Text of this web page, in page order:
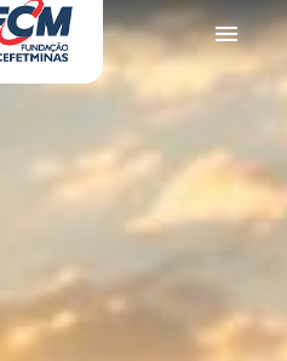
menu
öğretmeninin yıllardır yarak